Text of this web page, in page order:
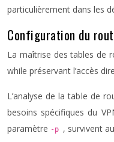
particulièrement dans les
Configuration du
La maîtrise des tables de
while préservant l’accès
L’analyse de la table de
besoins spécifiques du
paramètre -p , survivent